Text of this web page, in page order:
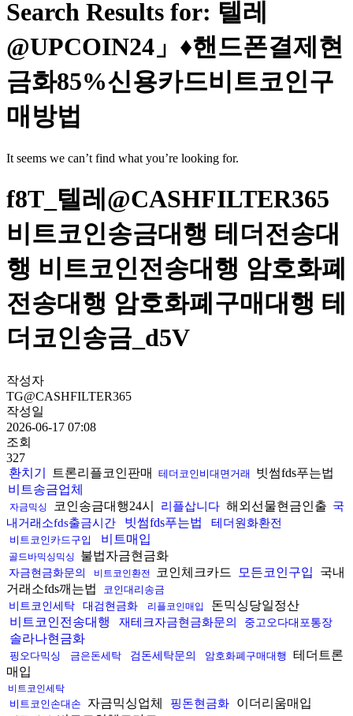
Search Results for: 텔레
@UPCOIN24」♦핸드폰결제현
금화85%신용카드비트코인구
매방법
It seems we can’t find what you’re looking for.
f8T_텔레@CASHFILTER365
비트코인송금대행 테더전송대
행 비트코인전송대행 암호화폐
전송대행 암호화폐구매대행 테
더코인송금_d5V
작성자
TG@CASHFILTER365
작성일
2026-06-17 07:08
조회
327
환치기
트론리플코인판매 테더코인비대면거래
빗썸fds푸는법
비트송금업체
자금믹싱 코인송금대행24시 리플삽니다 해외선물현금인출 국
내거래소fds출금시간
빗썸fds푸는법 테더원화환전
비트코인카드구입 비트매입
골드바믹싱믹싱 불법자금현금화
자금현금화문의 비트코인환전 코인체크카드 모든코인구입
국내
거래소fds깨는법
코인대리송금
비트코인세탁
대검현금화 리플코인매입
돈믹싱당일정산
비트코인전송대행
재테크자금현금화문의 중고오다대포통장
솔라나현금화
핑오다믹싱 금은돈세탁 검돈세탁문의 암호화폐구매대행
테더트론
매입
비트코인세탁
비트코인손대손 자금믹싱업체 핑돈현금화 이더리움매입